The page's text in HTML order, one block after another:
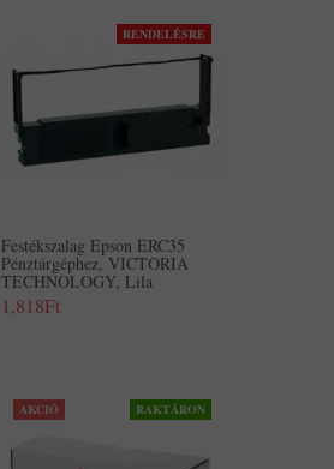
RENDELÉSRE
Festékszalag Epson ERC35
Pénztárgéphez, VICTORIA
TECHNOLOGY, Lila
1,818Ft
AKCIÓ RAKTÁRON